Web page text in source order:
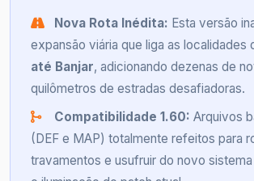
Nova Rota Inédita: Esta versão
expansão viária que liga as localidades
até Banjar, adicionando dezenas de
quilômetros de estradas desafiadoras.
Compatibilidade 1.60: Arquivos
(DEF e MAP) totalmente refeitos para
travamentos e usufruir do novo